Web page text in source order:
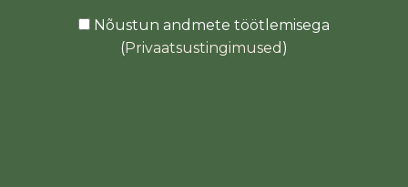
Nõustun andmete töötlemisega
(Privaatsustingimused )